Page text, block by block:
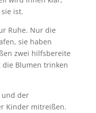
ist.
Ruhe. Nur die
sie haben
zwei hilfsbereite
die Blumen trinken
und der
Kinder mitreißen.